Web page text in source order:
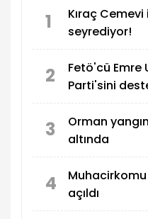
1
Kıraç
seyrediyor!
2
Fetö'cü Emre
Parti'sini
3
Orman
altında
4
açıldı